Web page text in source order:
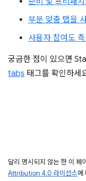
부분 맞춤 탭을
사용자 참여도 측
궁금한 점이 있으면
tabs 태그를 확인하세
달리 명시되지 않는 한 이 페
Attribution 4.0 라이선스에